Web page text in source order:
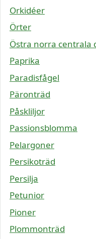
Orkidéer
Örter
Östra norra centrala
Paprika
Paradisfågel
Päronträd
Påskliljor
Passionsblomma
Pelargoner
Persikoträd
Persilja
Petunior
Pioner
Plommonträd